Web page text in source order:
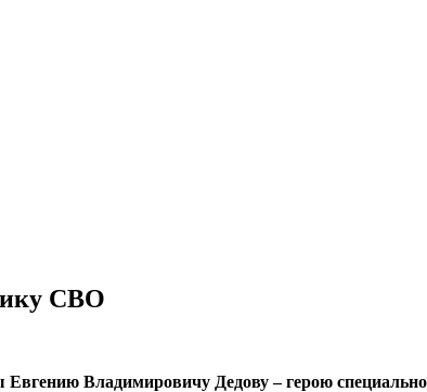
СВО
Владимировичу Дедову – герою